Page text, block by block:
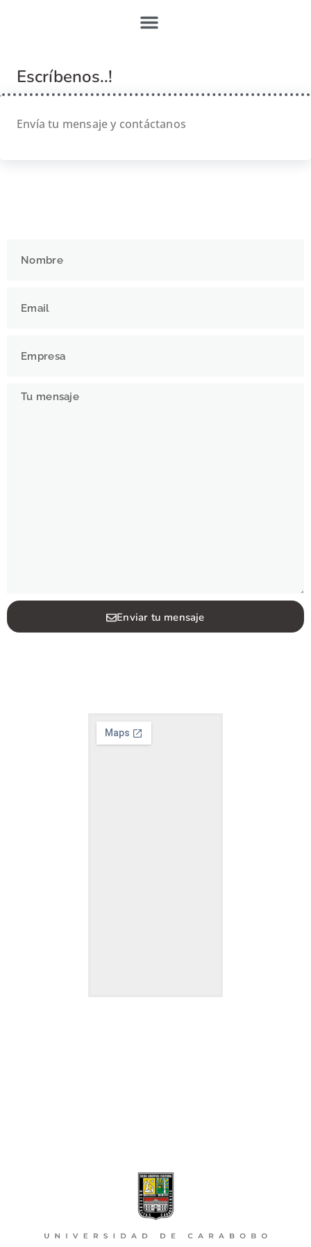
Escríbenos..!
Envía tu mensaje y contáctanos
Enviar tu mensaje